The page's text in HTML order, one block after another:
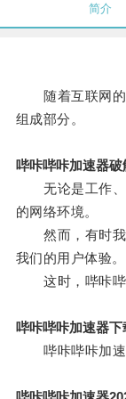
简介
随着互联网的
组成部分。
哔咔哔咔加速器破
无论是工作、
的网络环境。
然而，有时我
我们的用户体验。
这时，哔咔哔
哔咔哔咔加速器下
哔咔哔咔加速